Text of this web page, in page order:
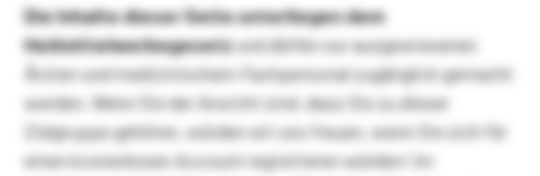
Die Inhalte dieser Seite unterliegen dem
Heilmittelwerbegesetzund dürfen nur ausgewiesenen
Ärzten und medizinischem Fachpersonal zugänglich gemacht
werden. Wenn Sie der Ansicht sind, dass Sie zu dieser
Zielgruppe gehören, würden wir uns freuen, wenn Sie sich für
einen kostenlosen Account registrieren würden! Im